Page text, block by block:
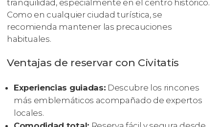
tranquilidad, especialmente en el centro histórico.
Como en cualquier ciudad turística, se
recomienda mantener las precauciones
habituales.
Ventajas de reservar con Civitatis
Experiencias guiadas: Descubre los rincones
más emblemáticos acompañado de expertos
locales.